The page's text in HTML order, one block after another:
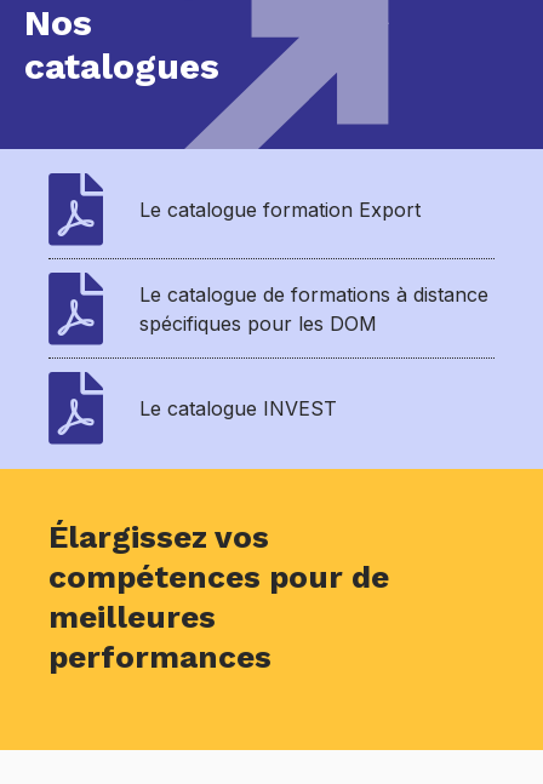
Nos
catalogues
Le catalogue formation Export
Le catalogue de formations à distance
spécifiques pour les DOM
Le catalogue INVEST
Élargissez vos
compétences pour de
meilleures
performances